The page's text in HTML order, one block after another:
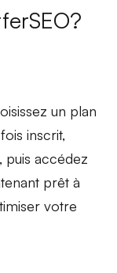
un plan
inscrit,
puis accédez
prêt à
votre